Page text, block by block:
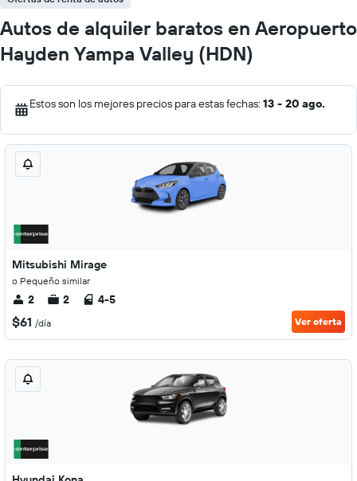
Autos de alquiler baratos en Aeropuerto
Hayden Yampa Valley (HDN)
Estos son los mejores precios para estas fechas: 13 - 20 ago.
Mitsubishi Mirage
o Pequeño similar
2 2 4-5
$61 /día Ver oferta